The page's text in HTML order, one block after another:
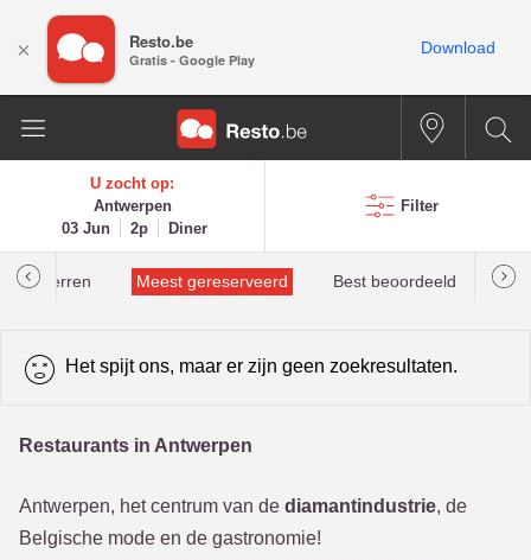
U zocht op:
Antwerpen
03 Jun
2p Diner
Filter
Meest gereserveerd Best beoordeeld
Het spijt ons, maar er zijn geen zoekresultaten.
Restaurants in Antwerpen
Antwerpen, het centrum van de diamantindustrie, de
Belgische mode en de gastronomie!
× Resto.be
Gratis - Google Play
Download